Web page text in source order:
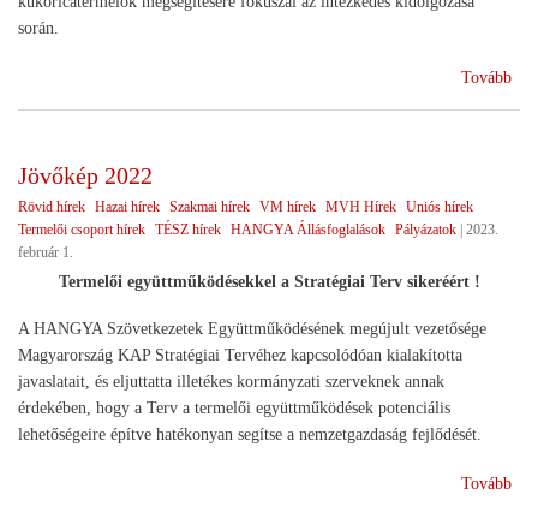
során.
Tovább
Jövőkép 2022
Rövid hírek Hazai hírek Szakmai hírek VM hírek MVH Hírek Uniós hírek
Termelői csoport hírek TÉSZ hírek HANGYA Állásfoglalások Pályázatok 2023.
február 1.
Termelői együttműködésekkel a Stratégiai Terv sikeréért !
A HANGYA Szövetkezetek Együttműködésének megújult vezetősége
Magyarország KAP Stratégiai Tervéhez kapcsolódóan kialakította
javaslatait, és eljuttatta illetékes kormányzati szerveknek annak
érdekében, hogy a Terv a termelői együttműködések potenciális
lehetőségeire építve hatékonyan segítse a nemzetgazdaság fejlődését.
Tovább